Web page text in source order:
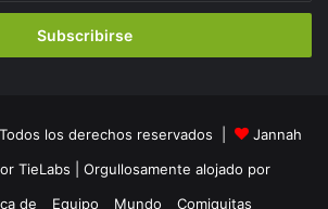
los derechos reservados |
Jannah
TieLabs | Orgullosamente alojado por
de Equipo Mundo Comiquitas